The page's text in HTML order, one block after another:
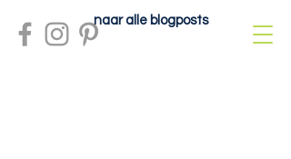
naar alle blogposts